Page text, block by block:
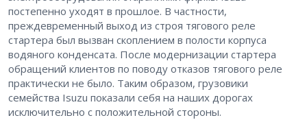
постепенно уходят в прошлое. В частности,
преждевременный выход из строя тягового реле
стартера был вызван скоплением в полости корпуса
водяного конденсата. После модернизации стартера
обращений клиентов по поводу отказов тягового реле
практически не было. Таким образом, грузовики
семейства Isuzu показали себя на наших дорогах
исключительно с положительной стороны.